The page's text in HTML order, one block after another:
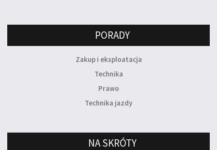
PORADY
Zakup i eksploatacja
Technika
Prawo
Technika jazdy
NA SKRÓTY